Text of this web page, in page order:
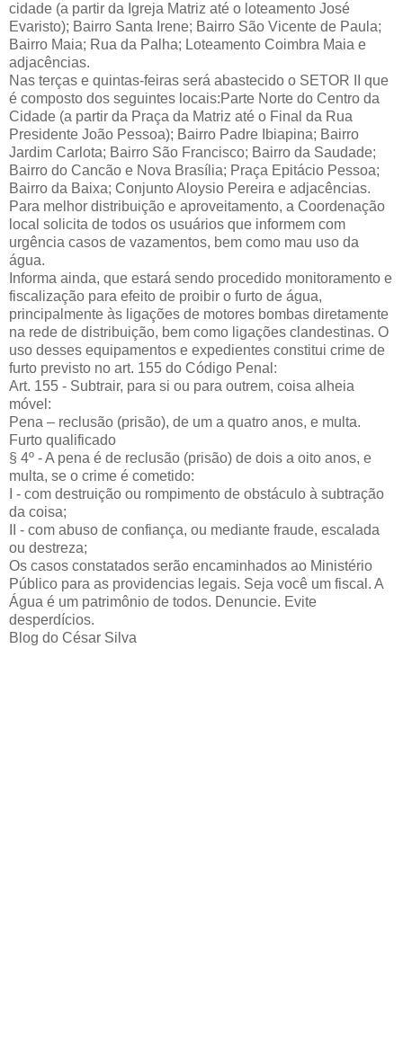
cidade (a partir da Igreja Matriz até o loteamento José
Evaristo); Bairro Santa Irene; Bairro São Vicente de Paula;
Bairro Maia; Rua da Palha; Loteamento Coimbra Maia e
adjacências.
Nas terças e quintas-feiras será abastecido o SETOR II que
é composto dos seguintes locais:Parte Norte do Centro da
Cidade (a partir da Praça da Matriz até o Final da Rua
Presidente João Pessoa); Bairro Padre Ibiapina; Bairro
Jardim Carlota; Bairro São Francisco; Bairro da Saudade;
Bairro do Cancão e Nova Brasília; Praça Epitácio Pessoa;
Bairro da Baixa; Conjunto Aloysio Pereira e adjacências.
Para melhor distribuição e aproveitamento, a Coordenação
local solicita de todos os usuários que informem com
urgência casos de vazamentos, bem como mau uso da
água.
Informa ainda, que estará sendo procedido monitoramento e
fiscalização para efeito de proibir o furto de água,
principalmente às ligações de motores bombas diretamente
na rede de distribuição, bem como ligações clandestinas. O
uso desses equipamentos e expedientes constitui crime de
furto previsto no art. 155 do Código Penal:
Art. 155 - Subtrair, para si ou para outrem, coisa alheia
móvel:
Pena – reclusão (prisão), de um a quatro anos, e multa.
Furto qualificado
§ 4º - A pena é de reclusão (prisão) de dois a oito anos, e
multa, se o crime é cometido:
I - com destruição ou rompimento de obstáculo à subtração
da coisa;
II - com abuso de confiança, ou mediante fraude, escalada
ou destreza;
Os casos constatados serão encaminhados ao Ministério
Público para as providencias legais. Seja você um fiscal. A
Água é um patrimônio de todos. Denuncie. Evite
desperdícios.
Blog do César Silva